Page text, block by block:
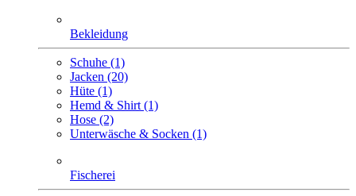
Bekleidung
Schuhe (1)
Jacken (20)
Hüte (1)
Hemd & Shirt (1)
Hose (2)
Unterwäsche & Socken (1)
Fischerei